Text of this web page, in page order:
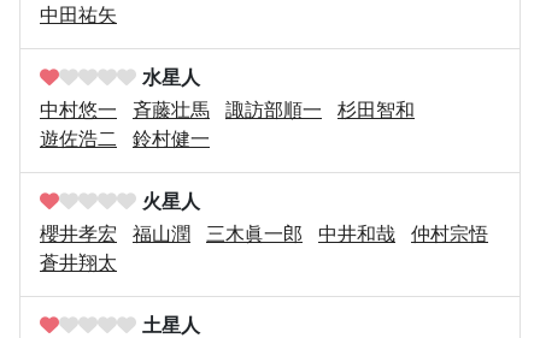
中田祐矢
水星人
中村悠一
斉藤壮馬 諏訪部順一
杉田智和
遊佐浩二
鈴村健一
火星人
櫻井孝宏
福山潤 三木眞一郎 中井和哉
仲村宗悟
蒼井翔太
土星人